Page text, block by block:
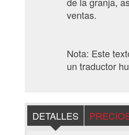
ventas.
Nota: Este
un traductor
DETALLES